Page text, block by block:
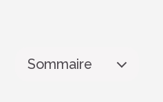
Sommaire